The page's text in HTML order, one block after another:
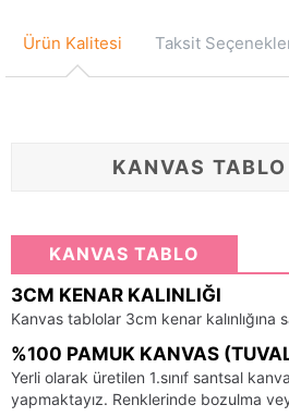
Ürün Kalitesi Taksit
KANVAS
KANVAS TABLO
3CM KENAR KALINLIĞI
Kanvas tablolar 3cm kenar kalınlığına
%100 PAMUK KANVAS
Yerli olarak üretilen 1.sınıf santsal
yapmaktayız. Renklerinde bozulma